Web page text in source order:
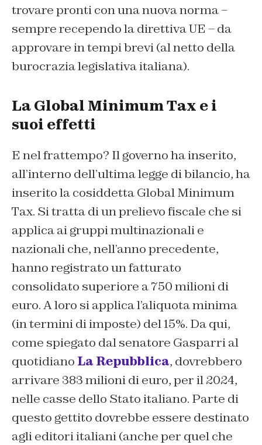
trovare pronti con una nuova norma –
sempre recependo la direttiva UE – da
approvare in tempi brevi (al netto della
burocrazia legislativa italiana).
La Global Minimum Tax e i
suoi effetti
E nel frattempo? Il governo ha inserito,
all’interno dell’ultima legge di bilancio, ha
inserito la cosiddetta Global Minimum
Tax. Si tratta di un prelievo fiscale che si
applica ai gruppi multinazionali e
nazionali che, nell’anno precedente,
hanno registrato un fatturato
consolidato superiore a 750 milioni di
euro. A loro si applica l’aliquota minima
(in termini di imposte) del 15%. Da qui,
come spiegato dal senatore Gasparri al
quotidiano La Repubblica, dovrebbero
arrivare 383 milioni di euro, per il 2024,
nelle casse dello Stato italiano. Parte di
questo gettito dovrebbe essere destinato
agli editori italiani (anche per quel che